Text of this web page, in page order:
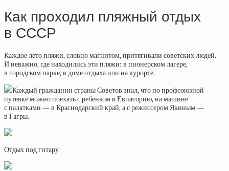
Как проходил пляжный отдых
в СССР
Каждое лето пляжи, словно магнитом, притягивали советских людей.
И неважно, где находились эти пляжи: в пионерском лагере,
в городском парке, в доме отдыха или на курорте.
Каждый гражданин страны Советов знал, что по профсоюзной
путевке можно поехать с ребенком в Евпаторию, на машине
с палатками — в Краснодарский край, а с режиссером Якиным —
в Гагры.
Отдых под гитару